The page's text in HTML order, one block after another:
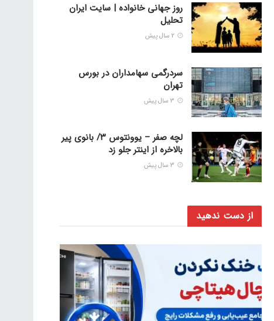
روز جهانی خانواده | سایت ایران
تحلیل
سردرگمی سهامداران در بورس
تهران
لچه صفر – یوونتوس ۳/ بانوی پیر
بالاخره از اینتر جلو زد
از دست ندهید